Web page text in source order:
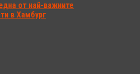
от най-важните
в Хамбург